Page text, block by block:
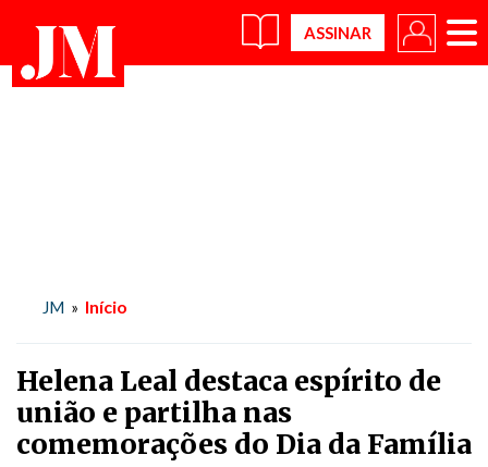
×
JM » Início
Helena Leal destaca espírito de
união e partilha nas
comemorações do Dia da Família